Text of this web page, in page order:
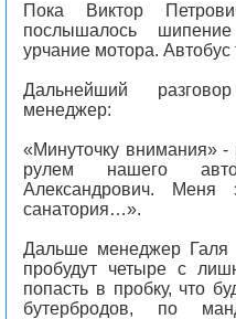
Пока Виктор
послышалось
урчание мотора. Автобус
Дальнейший
менеджер:
«Минуточку внимания» -
рулем нашего
Александрович.
санатория…».
Дальше менеджер Галя
пробудут четыре с
попасть в пробку, что
бутербродов, по